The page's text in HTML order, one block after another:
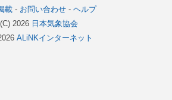
載- お問い合わせ- ヘルプ
(C) 2026 日本気象協会
ALiNKインターネット